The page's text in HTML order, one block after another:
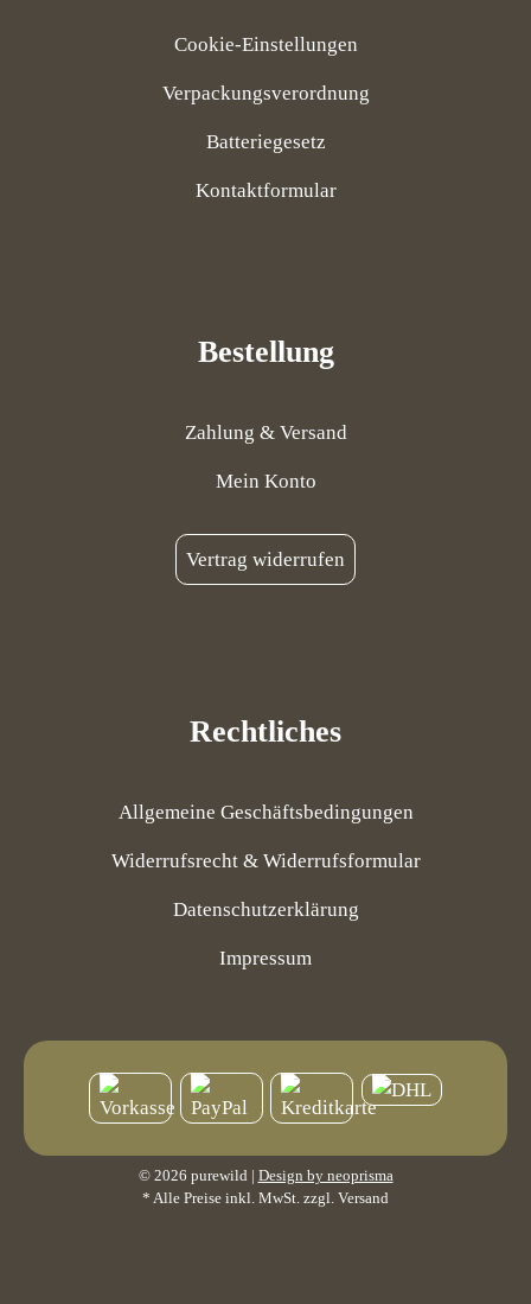
Cookie-Einstellungen
Verpackungsverordnung
Batteriegesetz
Kontaktformular
Bestellung
Zahlung & Versand
Mein Konto
Vertrag widerrufen
Rechtliches
Allgemeine Geschäftsbedingungen
Widerrufsrecht & Widerrufsformular
Datenschutzerklärung
Impressum
© 2026 purewild | Design by neoprisma
* Alle Preise inkl. MwSt. zzgl. Versand